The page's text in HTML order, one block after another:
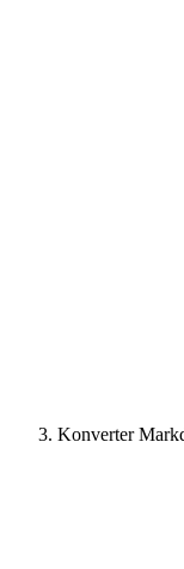
Konverter